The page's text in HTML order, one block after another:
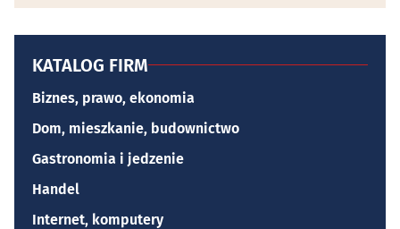
KATALOG FIRM
Biznes, prawo, ekonomia
Dom, mieszkanie, budownictwo
Gastronomia i jedzenie
Handel
Internet, komputery